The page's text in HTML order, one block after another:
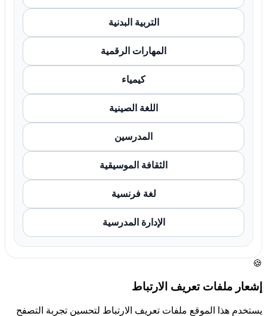
التربية البدنية
المهارات الرقمية
كيمياء
اللغة الصينية
المدرسين
الثقافة الموسيقية
لغة فرنسية
الإدارة المدرسية
🍪
إشعار ملفات تعريف الارتباط
يستخدم هذا الموقع ملفات تعريف الارتباط لتحسين تجربة التصفح